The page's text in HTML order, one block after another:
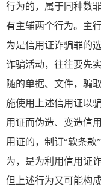
行为的，属于同种数
有主辅两个行为。主
为是信用证诈骗罪的
诈骗活动，往往要先
随的单据、文件，骗
施使用上述信用证以
用证而伪造、变造信
用证的，制订“软条
为，是为利用信用证
但上述行为又可能构